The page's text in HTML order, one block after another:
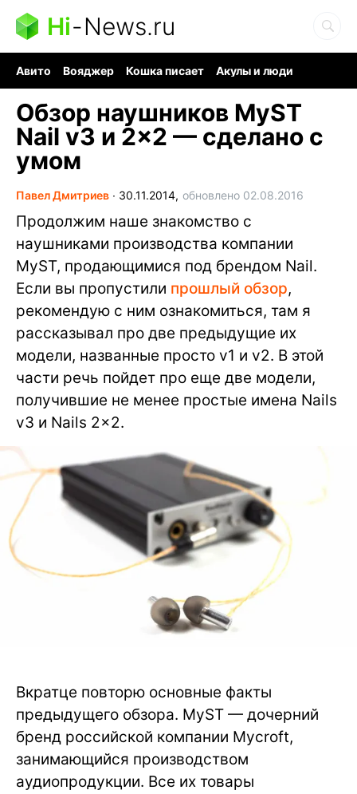
Hi-News.ru
Авито Вояджер Кошка писает
Акулы и люди
Обзор наушников MyST
Nail v3 и 2×2 — сделано с
умом
Павел Дмитриев ∙ 30.11.2014, обновлено 02.08.2016
Продолжим наше знакомство с
наушниками производства компании
MyST, продающимися под брендом Nail.
Если вы пропустили прошлый обзор,
рекомендую с ним ознакомиться, там я
рассказывал про две предыдущие их
модели, названные просто v1 и v2. В этой
части речь пойдет про еще две модели,
получившие не менее простые имена Nails
v3 и Nails 2×2.
Вкратце повторю основные факты
предыдущего обзора. MyST — дочерний
бренд российской компании Mycroft,
занимающийся производством
аудиопродукции. Все их товары